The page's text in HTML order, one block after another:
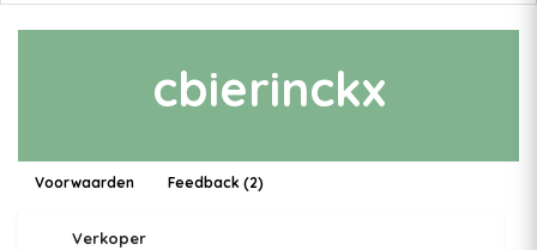
cbierinckx
Voorwaarden Feedback (2)
Verkoper